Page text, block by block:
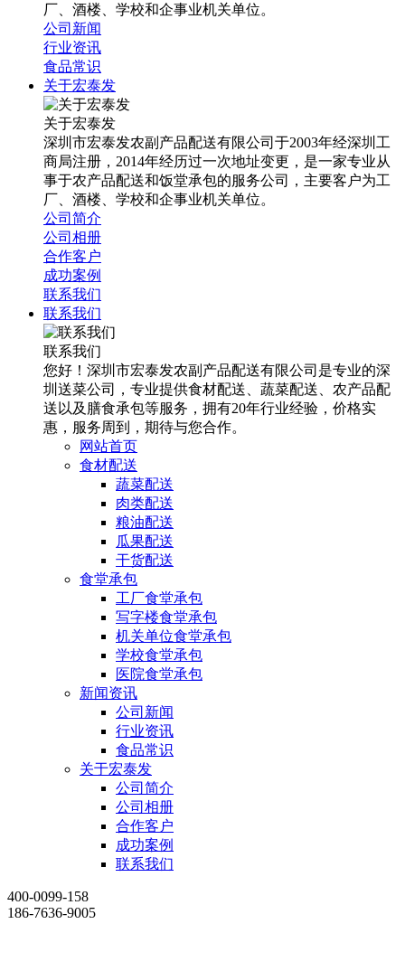
厂、酒楼、学校和企事业机关单位。
公司新闻
行业资讯
食品常识
关于宏泰发
关于宏泰发
深圳市宏泰发农副产品配送有限公司于2003年经深圳工
商局注册，2014年经历过一次地址变更，是一家专业从
事于农产品配送和饭堂承包的服务公司，主要客户为工
厂、酒楼、学校和企事业机关单位。
公司简介
公司相册
合作客户
成功案例
联系我们
联系我们
联系我们
您好！深圳市宏泰发农副产品配送有限公司是专业的深
圳送菜公司，专业提供食材配送、蔬菜配送、农产品配
送以及膳食承包等服务，拥有20年行业经验，价格实
惠，服务周到，期待与您合作。
网站首页
食材配送
蔬菜配送
肉类配送
粮油配送
瓜果配送
干货配送
食堂承包
工厂食堂承包
写字楼食堂承包
机关单位食堂承包
学校食堂承包
医院食堂承包
新闻资讯
公司新闻
行业资讯
食品常识
关于宏泰发
公司简介
公司相册
合作客户
成功案例
联系我们
400-0099-158
186-7636-9005